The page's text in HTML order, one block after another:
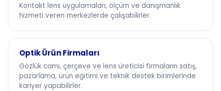
Kontakt lens uygulamaları, ölçüm ve danışmanlık
hizmeti veren merkezlerde çalışabilirler.
Optik Ürün Firmaları
Gözlük camı, çerçeve ve lens üreticisi firmaların satış,
pazarlama, ürün eğitimi ve teknik destek birimlerinde
kariyer yapabilirler.